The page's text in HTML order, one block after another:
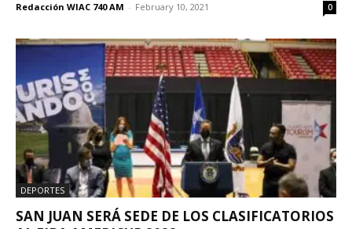
Redacción WIAC 740 AM - February 10, 2021 0
DEPORTES
SAN JUAN SERÁ SEDE DE LOS CLASIFICATORIOS